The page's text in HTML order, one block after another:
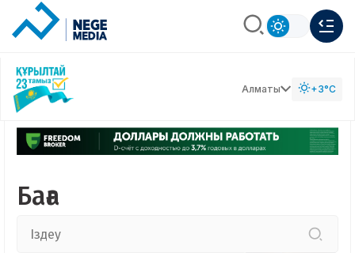
Алматы +3°C
Баға